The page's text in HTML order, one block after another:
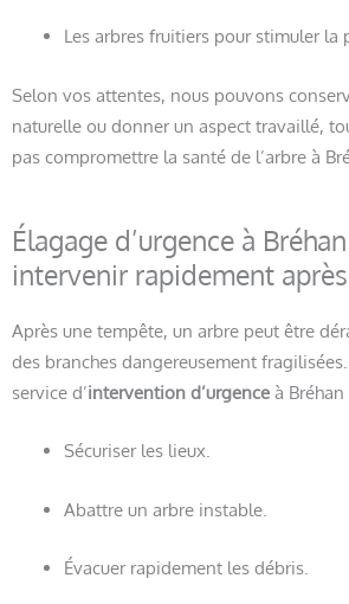
Les arbres fruitiers pour stimuler la
Selon vos attentes, nous pouvons
naturelle ou donner un aspect travaillé,
pas compromettre la santé de l’arbre à
Élagage d’urgence à
intervenir rapidement
Après une tempête, un arbre peut être
des branches dangereusement
service d’intervention d’urgence à
Sécuriser les lieux.
Abattre un arbre instable.
Évacuer rapidement les débris.